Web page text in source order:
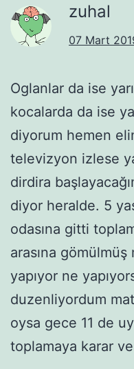
zuhal
07 Mart
Oglanlar da ise
kocalarda da ise
diyorum hemen
televizyon izlese
dirdira
diyor heralde. 5
odasına gitti
arasına
yapıyor ne
duzenliyordum
oysa gece 11 de
toplamaya karar